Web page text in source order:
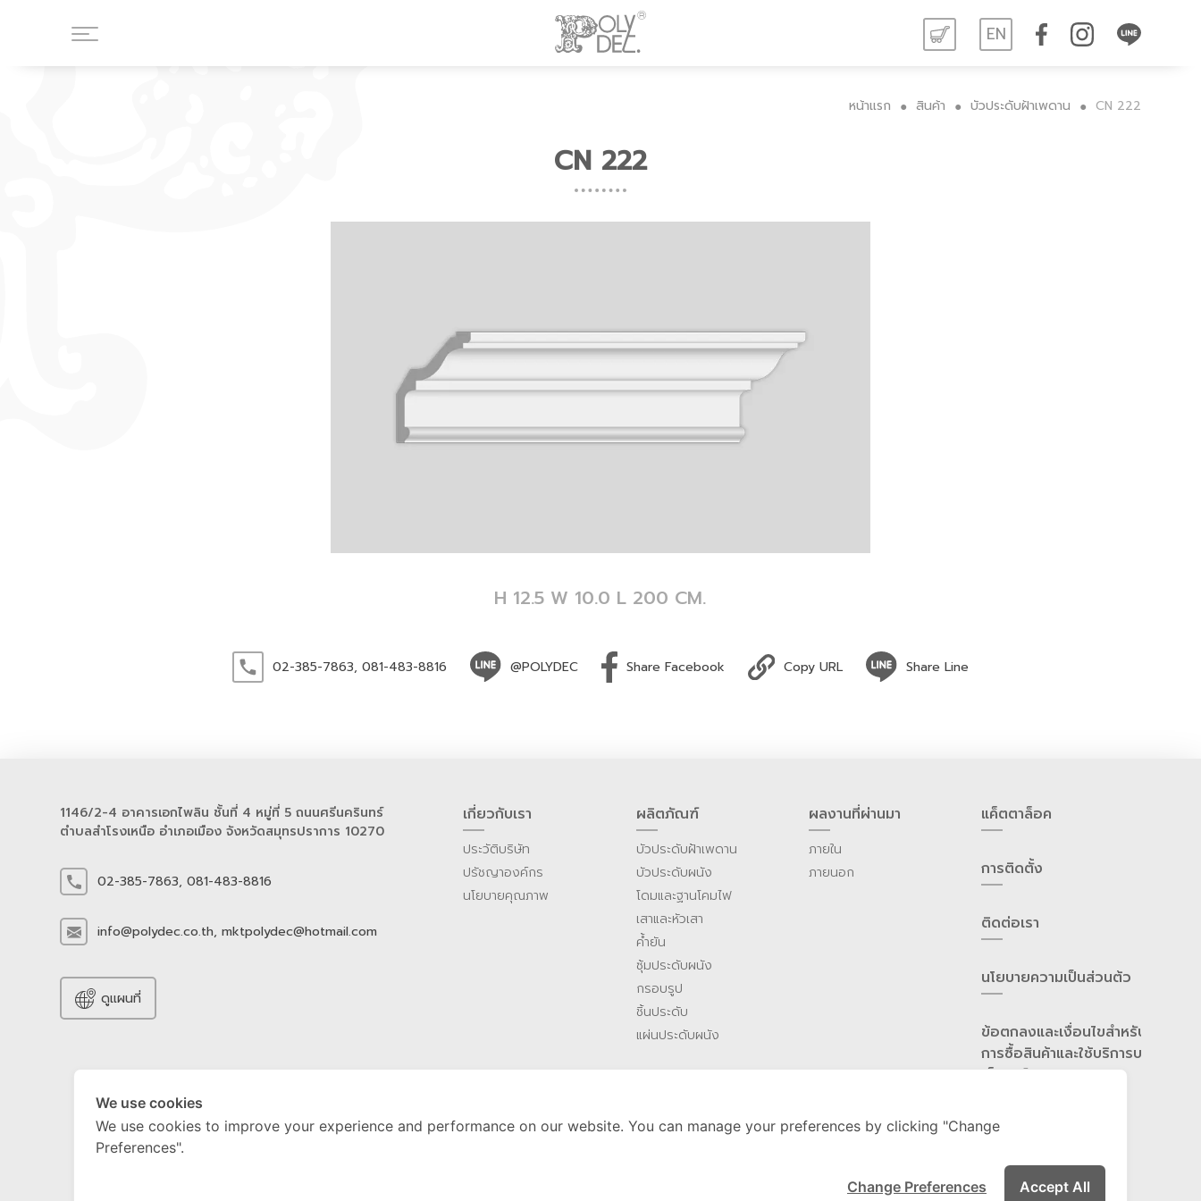
EN
หน้าแรก ● สินค้า ● บัวประดับฝ้าเพดาน ● CN 222
CN 222
H 12.5 W 10.0 L 200 CM.
02-385-7863, 081-483-8816 @POLYDEC Share Facebook Copy URL Share Line
1146/2-4 อาคารเอกไพลิน ชั้นที่ 4 หมู่ที่ 5 ถนนศรีนครินทร์
ตำบลสำโรงเหนือ อำเภอเมือง จังหวัดสมุทรปราการ 10270
02-385-7863, 081-483-8816
info@polydec.co.th, mktpolydec@hotmail.com
ดูแผนที่
เกี่ยวกับเรา
ประวัติบริษัท
ปรัชญาองค์กร
นโยบายคุณภาพ
ผลิตภัณฑ์
บัวประดับฝ้าเพดาน
บัวประดับผนัง
โดมและฐานโคมไฟ
เสาและหัวเสา
ค้ำยัน
ซุ้มประดับผนัง
กรอบรูป
ชิ้นประดับ
แผ่นประดับผนัง
ผลงานที่ผ่านมา
ภายใน
ภายนอก
แค็ตตาล็อค
การติดตั้ง
ติดต่อเรา
นโยบายความเป็นส่วนต้ว
ข้อตกลงและเงื่อนไขสำหรับ
การซื้อสินค้าและใช้บริการบน
เว็บไซต์
We use cookies
We use cookies to improve your experience and performance on our website. You can manage your preferences by clicking "Change
Preferences".
Accept All
Change Preferences